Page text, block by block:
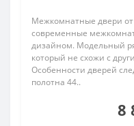
Межкомнатные двери от
современные
дизайном. Модельный
который не схожи с
Особенности дверей
полотна 44..
8